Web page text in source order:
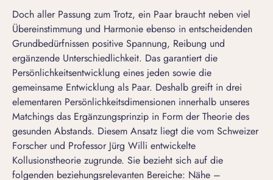
Doch aller Passung zum Trotz, ein Paar braucht neben viel
Übereinstimmung und Harmonie ebenso in entscheidenden
Grundbedürfnissen positive Spannung, Reibung und
ergänzende Unterschiedlichkeit. Das garantiert die
Persönlichkeitsentwicklung eines jeden sowie die
gemeinsame Entwicklung als Paar. Deshalb greift in drei
elementaren Persönlichkeitsdimensionen innerhalb unseres
Matchings das Ergänzungsprinzip in Form der Theorie des
gesunden Abstands. Diesem Ansatz liegt die vom Schweizer
Forscher und Professor Jürg Willi entwickelte
Kollusionstheorie zugrunde. Sie bezieht sich auf die
folgenden beziehungsrelevanten Bereiche: Nähe –